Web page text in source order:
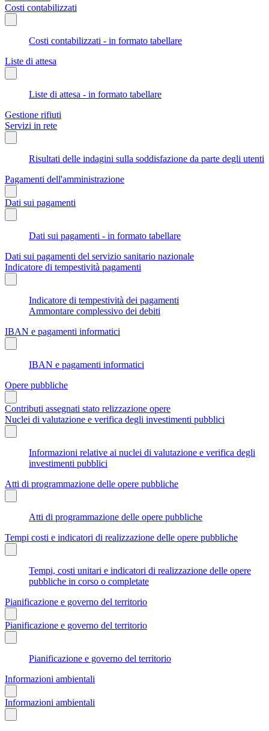
Costi contabilizzati
Costi contabilizzati - in formato tabellare
Liste di attesa
Liste di attesa - in formato tabellare
Gestione rifiuti
Servizi in rete
Risultati delle indagini sulla soddisfazione da parte degli utenti
Pagamenti dell'amministrazione
Dati sui pagamenti
Dati sui pagamenti - in formato tabellare
Dati sui pagamenti del servizio sanitario nazionale
Indicatore di tempestività pagamenti
Indicatore di tempestività dei pagamenti
Ammontare complessivo dei debiti
IBAN e pagamenti informatici
IBAN e pagamenti informatici
Opere pubbliche
Contributi assegnati stato relizzazione opere
Nuclei di valutazione e verifica degli investimenti pubblici
Informazioni relative ai nuclei di valutazione e verifica degli
investimenti pubblici
Atti di programmazione delle opere pubbliche
Atti di programmazione delle opere pubbliche
Tempi costi e indicatori di realizzazione delle opere pubbliche
Tempi, costi unitari e indicatori di realizzazione delle opere
pubbliche in corso o completate
Pianificazione e governo del territorio
Pianificazione e governo del territorio
Pianificazione e governo del territorio
Informazioni ambientali
Informazioni ambientali